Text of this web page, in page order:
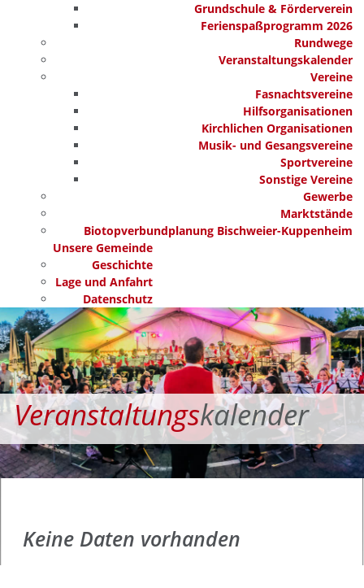
Grundschule & Förderverein
Ferienspaßprogramm 2026
Rundwege
Veranstaltungskalender
Vereine
Fasnachtsvereine
Hilfsorganisationen
Kirchlichen Organisationen
Musik- und Gesangsvereine
Sportvereine
Sonstige Vereine
Gewerbe
Marktstände
Biotopverbundplanung Bischweier-Kuppenheim
Unsere Gemeinde
Geschichte
Lage und Anfahrt
Datenschutz
Veranstaltungskalender
Keine Daten vorhanden